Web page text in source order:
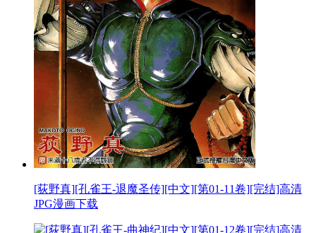
[荻野真][孔雀王-退魔圣传][中文][第01-11卷][完结]高清
JPG漫画下载